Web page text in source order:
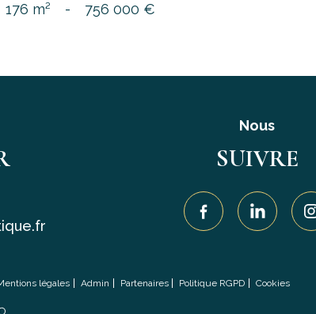
176 m² - 756 000 €
Nous
SUIVRE
légales Admin Partenaires Politique RGPD Cookies